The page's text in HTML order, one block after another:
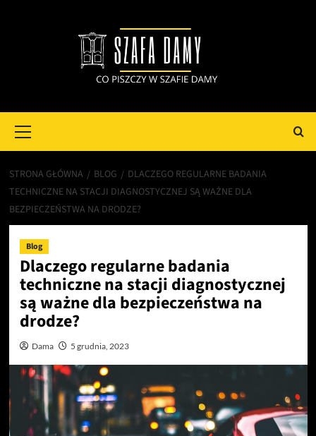
Menu
STRONA GŁÓWNA BLOG
DLACZEGO REGULARNE BADANIA
TECHNICZNE NA STACJI DIAGNOSTYCZNEJ SĄ WAŻNE DLA
BEZPIECZEŃSTWA NA DRODZE?
Blog
Dlaczego regularne badania
techniczne na stacji diagnostycznej
są ważne dla bezpieczeństwa na
drodze?
Dama 5 grudnia, 2023